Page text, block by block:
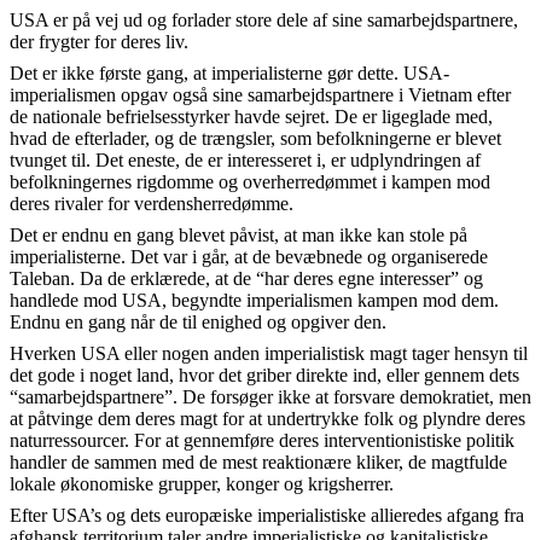
USA er på vej ud og forlader store dele af sine samarbejdspartnere,
der frygter for deres liv.
Det er ikke første gang, at imperialisterne gør dette. USA-
imperialismen opgav også sine samarbejdspartnere i Vietnam efter
de nationale befrielsesstyrker havde sejret. De er ligeglade med,
hvad de efterlader, og de trængsler, som befolkningerne er blevet
tvunget til. Det eneste, de er interesseret i, er udplyndringen af
befolkningernes rigdomme og overherredømmet i kampen mod
deres rivaler for verdensherredømme.
Det er endnu en gang blevet påvist, at man ikke kan stole på
imperialisterne. Det var i går, at de bevæbnede og organiserede
Taleban. Da de erklærede, at de “har deres egne interesser” og
handlede mod USA, begyndte imperialismen kampen mod dem.
Endnu en gang når de til enighed og opgiver den.
Hverken USA eller nogen anden imperialistisk magt tager hensyn til
det gode i noget land, hvor det griber direkte ind, eller gennem dets
“samarbejdspartnere”. De forsøger ikke at forsvare demokratiet, men
at påtvinge dem deres magt for at undertrykke folk og plyndre deres
naturressourcer. For at gennemføre deres interventionistiske politik
handler de sammen med de mest reaktionære kliker, de magtfulde
lokale økonomiske grupper, konger og krigsherrer.
Efter USA’s og dets europæiske imperialistiske allieredes afgang fra